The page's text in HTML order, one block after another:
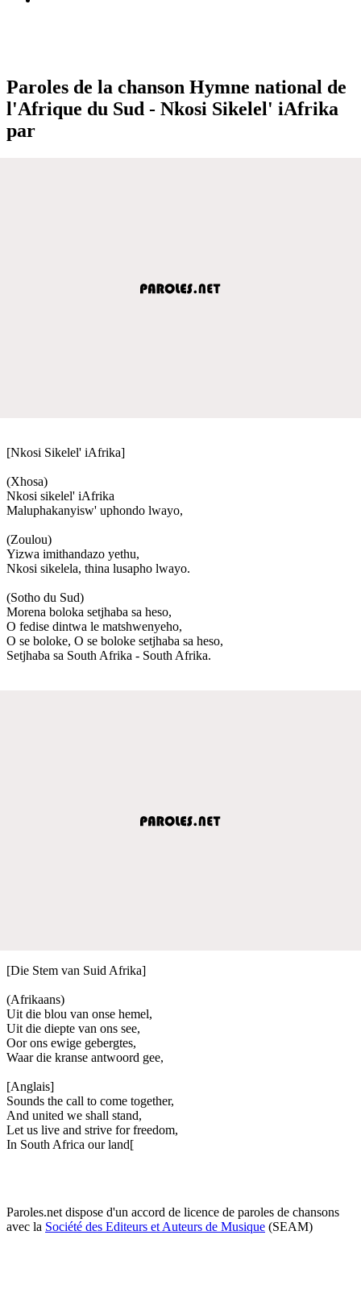
Paroles de la chanson Hymne national de
l'Afrique du Sud - Nkosi Sikelel' iAfrika
par
[Nkosi Sikelel' iAfrika]
(Xhosa)
Nkosi sikelel' iAfrika
Maluphakanyisw' uphondo lwayo,
(Zoulou)
Yizwa imithandazo yethu,
Nkosi sikelela, thina lusapho lwayo.
(Sotho du Sud)
Morena boloka setjhaba sa heso,
O fedise dintwa le matshwenyeho,
O se boloke, O se boloke setjhaba sa heso,
Setjhaba sa South Afrika - South Afrika.
[Die Stem van Suid Afrika]
(Afrikaans)
Uit die blou van onse hemel,
Uit die diepte van ons see,
Oor ons ewige gebergtes,
Waar die kranse antwoord gee,
[Anglais]
Sounds the call to come together,
And united we shall stand,
Let us live and strive for freedom,
In South Africa our land[
Paroles.net dispose d'un accord de licence de paroles de chansons
avec la Société des Editeurs et Auteurs de Musique (SEAM)